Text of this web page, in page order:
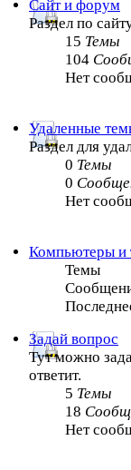
Сайт и форум
Раздел по
15 Темы
104
Нет
Удаленные
Раздел для
0 Темы
0
Нет
Компьютеры и
Темы
Задай вопрос
Тут можно
ответит.
5 Темы
18
Нет